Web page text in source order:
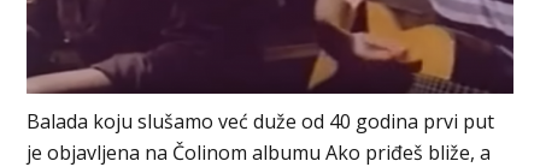
Balada koju slušamo već duže od 40 godina prvi put
je objavljena na Čolinom albumu Ako priđeš bliže, a